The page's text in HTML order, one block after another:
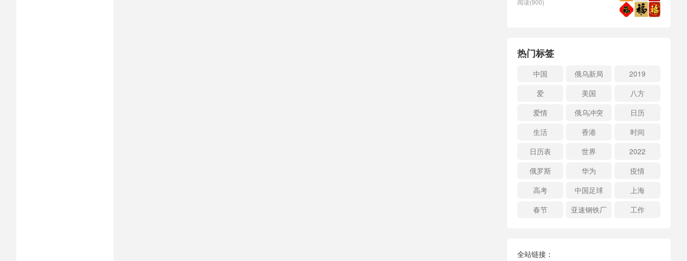
阅读(900)
热门标签
中国 俄乌新局
2019
爱
美国
八方
爱情
俄乌冲突
日历
生活
香港
时间
日历表
世界
2022
俄罗斯
华为
疫情
高考
中国足球
上海
春节
亚速钢铁厂 工作
全站链接：